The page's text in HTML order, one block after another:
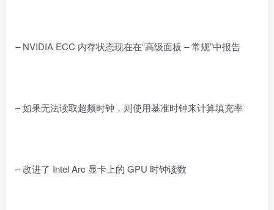
– NVIDIA ECC 内存状态现在在“高级面板 – 常规”中报告
– 如果无法读取超频时钟，则使用基准时钟来计算填充率
– 改进了 Intel Arc 显卡上的 GPU 时钟读数